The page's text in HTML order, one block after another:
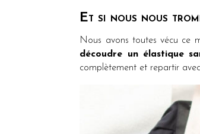
Et si nous nous
Nous avons toutes vécu ce
découdre un élastique
complètement et repartir